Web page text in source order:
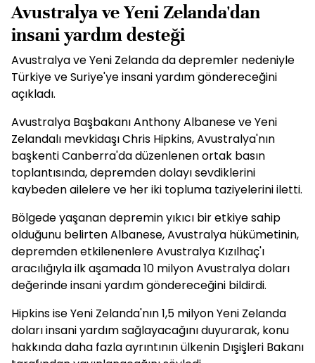
Avustralya ve Yeni Zelanda'dan
insani yardım desteği
Avustralya ve Yeni Zelanda da depremler nedeniyle
Türkiye ve Suriye'ye insani yardım göndereceğini
açıkladı.
Avustralya Başbakanı Anthony Albanese ve Yeni
Zelandalı mevkidaşı Chris Hipkins, Avustralya'nın
başkenti Canberra'da düzenlenen ortak basın
toplantısında, depremden dolayı sevdiklerini
kaybeden ailelere ve her iki topluma taziyelerini iletti.
Bölgede yaşanan depremin yıkıcı bir etkiye sahip
olduğunu belirten Albanese, Avustralya hükümetinin,
depremden etkilenenlere Avustralya Kızılhaç'ı
aracılığıyla ilk aşamada 10 milyon Avustralya doları
değerinde insani yardım göndereceğini bildirdi.
Hipkins ise Yeni Zelanda'nın 1,5 milyon Yeni Zelanda
doları insani yardım sağlayacağını duyurarak, konu
hakkında daha fazla ayrıntının ülkenin Dışişleri Bakanı